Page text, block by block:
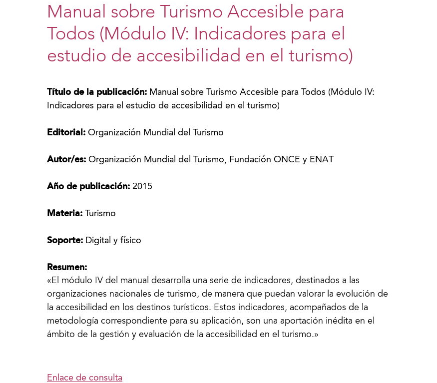
Manual sobre Turismo Accesible para
Todos (Módulo IV: Indicadores para el
estudio de accesibilidad en el turismo)
Título de la publicación: Manual sobre Turismo Accesible para Todos (Módulo IV:
Indicadores para el estudio de accesibilidad en el turismo)
Editorial:Organización Mundial del Turismo
Autor/es:Organización Mundial del Turismo, Fundación ONCE y ENAT
Año de publicación: 2015
Materia:Turismo
Soporte: Digital y físico
Resumen:
«El módulo IV del manual desarrolla una serie de indicadores, destinados a las
organizaciones nacionales de turismo, de manera que puedan valorar la evolución de
la accesibilidad en los destinos turísticos. Estos indicadores, acompañados de la
metodología correspondiente para su aplicación, son una aportación inédita en el
ámbito de la gestión y evaluación de la accesibilidad en el turismo.»
Enlace de consulta